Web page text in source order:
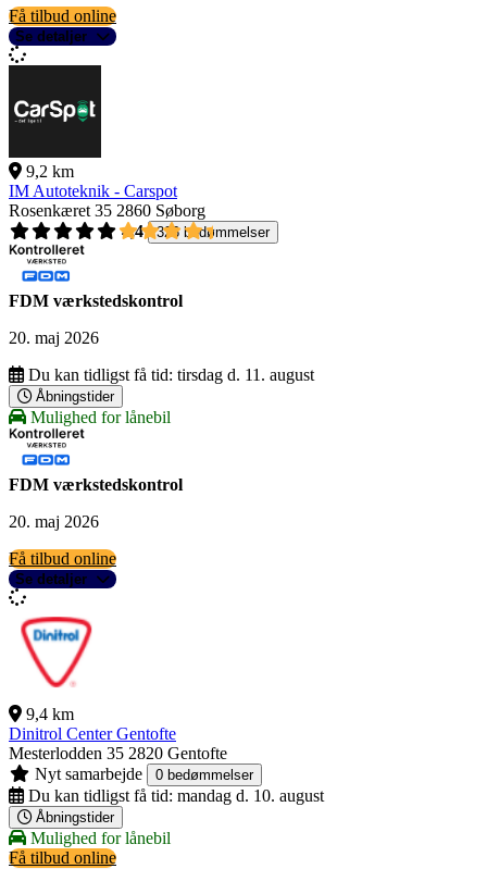
Få tilbud online
Se detaljer
9,2 km
IM Autoteknik - Carspot
Rosenkæret 35 2860 Søborg
4,4
326 bedømmelser
FDM værkstedskontrol
20. maj 2026
Du kan tidligst få tid: tirsdag d. 11. august
Åbningstider
Mulighed for lånebil
FDM værkstedskontrol
20. maj 2026
Få tilbud online
Se detaljer
9,4 km
Dinitrol Center Gentofte
Mesterlodden 35 2820 Gentofte
Nyt samarbejde
0 bedømmelser
Du kan tidligst få tid: mandag d. 10. august
Åbningstider
Mulighed for lånebil
Få tilbud online